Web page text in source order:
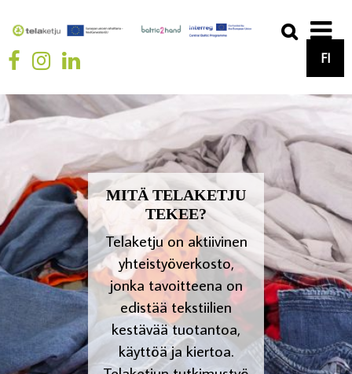
FI
MITÄ TELAKETJU
TEKEE?
Telaketju on aktiivinen
yhteistyöverkosto,
jonka tavoitteena on
edistää tekstiilien
kestävää tuotantoa,
käyttöä ja kiertoa.